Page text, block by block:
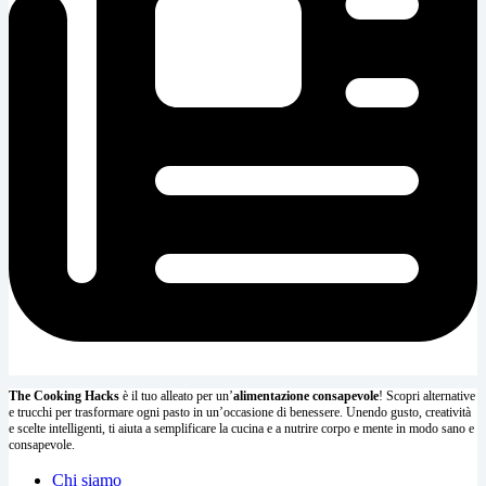
The Cooking Hacks è il tuo alleato per un’alimentazione consapevole! Scopri alternative
e trucchi per trasformare ogni pasto in un’occasione di benessere. Unendo gusto, creatività
e scelte intelligenti, ti aiuta a semplificare la cucina e a nutrire corpo e mente in modo sano e
consapevole.
Chi siamo